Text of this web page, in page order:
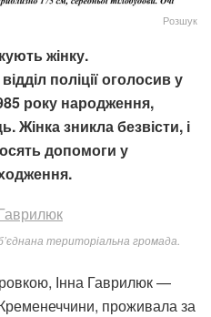
Розшук
жінку.
поліції оголосив у
року народження,
Жінка зникла безвісти, і
допомоги у
територіальна громада.
Інна Гаврилюк —
проживала за